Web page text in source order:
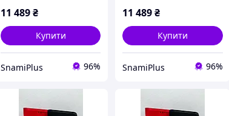
11 489₴
Купити
SnamiPlus 96%
11 489₴
Купити
SnamiPlus 96%